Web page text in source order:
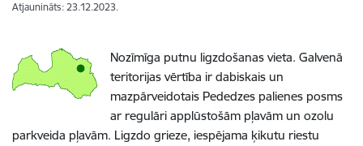
Atjaunināts: 23.12.2023.
Nozīmīga putnu ligzdošanas vieta. Galvenā
teritorijas vērtība ir dabiskais un
mazpārveidotais Pededzes palienes posms
ar regulāri applūstošām pļavām un ozolu
parkveida pļavām. Ligzdo grieze, iespējama ķikutu riestu